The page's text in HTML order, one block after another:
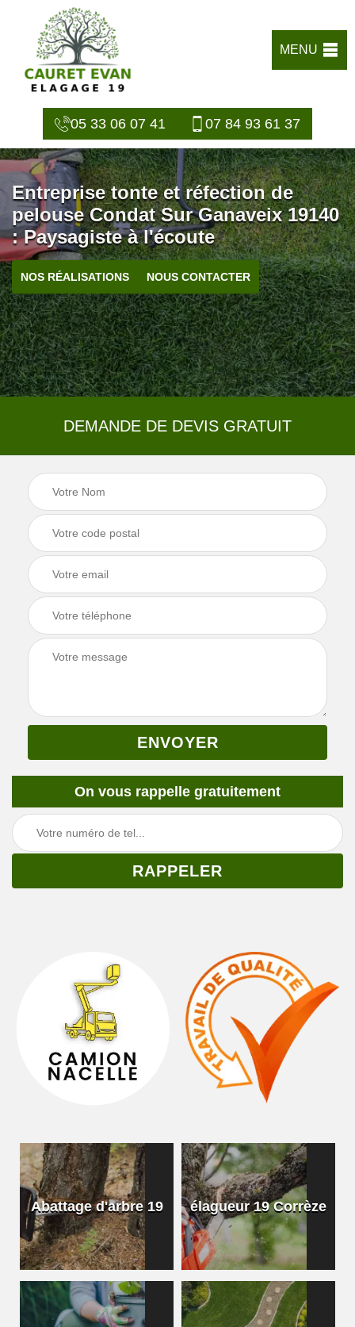
MENU
05 33 06 07 41 07 84 93 61 37
Entreprise tonte et réfection de
pelouse Condat Sur Ganaveix 19140
: Paysagiste à l'écoute
NOS RÉALISATIONS NOUS CONTACTER
DEMANDE DE DEVIS GRATUIT
On vous rappelle gratuitement
Abattage d'arbre 19 élagueur 19 Corrèze